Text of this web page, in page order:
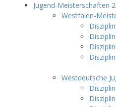
Jugend-Meisterschaften
Westfalen-
Westdeutsche